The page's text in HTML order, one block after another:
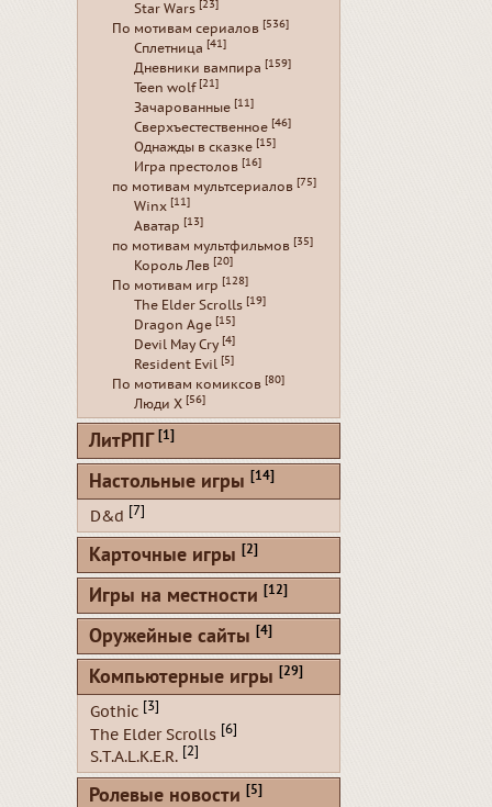
Star Wars [23]
По мотивам сериалов [536]
Сплетница [41]
Дневники вампира [159]
Teen wolf [21]
Зачарованные [11]
Сверхъестественное [46]
Однажды в сказке [15]
Игра престолов [16]
по мотивам мультсериалов [75]
Winx [11]
Аватар [13]
по мотивам мультфильмов [35]
Король Лев [20]
По мотивам игр [128]
The Elder Scrolls [19]
Dragon Age [15]
Devil May Cry [4]
Resident Evil [5]
По мотивам комиксов [80]
Люди Х [56]
ЛитРПГ [1]
Настольные игры [14]
D&d [7]
Карточные игры [2]
Игры на местности [12]
Оружейные сайты [4]
Компьютерные игры [29]
Gothic [3]
The Elder Scrolls [6]
S.T.A.L.K.E.R. [2]
Ролевые новости [5]